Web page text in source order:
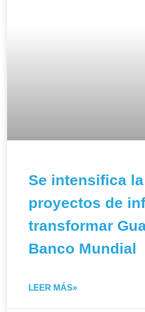
Se intensifica
proyectos de
transformar
Banco Mundial
LEER MÁS»